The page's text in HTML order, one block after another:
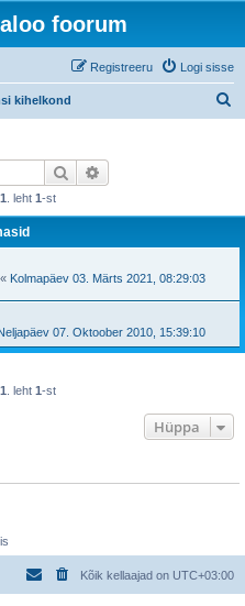
foorum
Logi sisse
Registreeru
kihelkond
Otsi
1 . leht 1-st
« Kolmapäev 03. Märts 2021, 08:29:03
07. Oktoober 2010, 15:39:10
1 . leht 1-st
Hüppa
Kõik kellaajad on UTC+03:00